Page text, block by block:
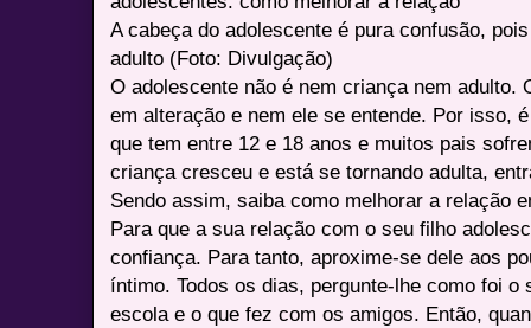
A cabeça do adolescente é pura confusão,
adulto (Foto: Divulgação)
O adolescente não é nem criança nem adulto.
em alteração e nem ele se entende. Por isso,
que tem entre 12 e 18 anos e muitos pais
criança cresceu e está se tornando adulta,
Sendo assim, saiba como melhorar a relação
Para que a sua relação com o seu filho
confiança. Para tanto, aproxime-se dele aos
íntimo. Todos os dias, pergunte-lhe como foi o
escola e o que fez com os amigos. Então,